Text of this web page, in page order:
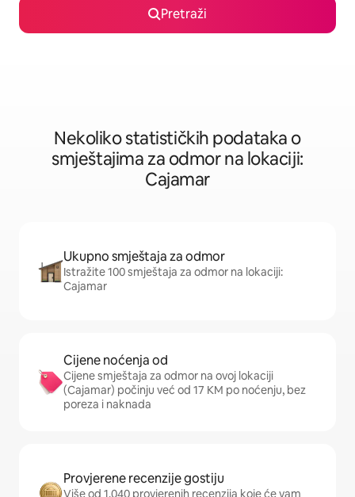
Pretraži
Nekoliko statističkih podataka o
smještajima za odmor na lokaciji:
Cajamar
Ukupno smještaja za odmor
Istražite 100 smještaja za odmor na lokaciji:
Cajamar
Cijene noćenja od
Cijene smještaja za odmor na ovoj lokaciji
(Cajamar) počinju već od 17 KM po noćenju, bez
poreza i naknada
Provjerene recenzije gostiju
Više od 1.040 provjerenih recenzija koje će vam